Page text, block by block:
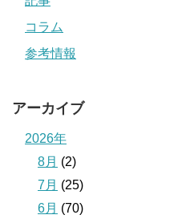
コラム
参考情報
アーカイブ
2026年
8月 (2)
7月 (25)
6月 (70)